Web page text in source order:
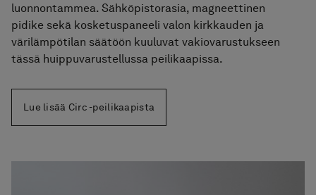
luonnontammea. Sähköpistorasia, magneettinen
pidike sekä kosketuspaneeli valon kirkkauden ja
värilämpötilan säätöön kuuluvat vakiovarustukseen
tässä huippuvarustellussa peilikaapissa.
Lue lisää Circ -peilikaapista